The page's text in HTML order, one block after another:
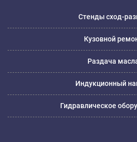
Стенды сход-
Кузовной
Раздача
Индукционный
Гидравлическое